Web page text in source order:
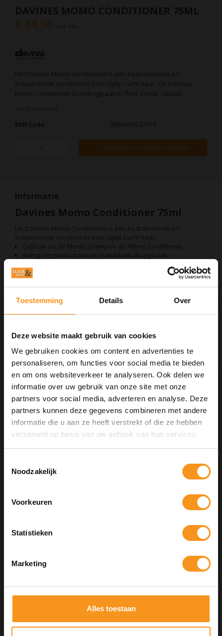
Toestemming Details Over
Deze website maakt gebruik van cookies
We gebruiken cookies om content en advertenties te
personaliseren, om functies voor social media te bieden
en om ons websiteverkeer te analyseren. Ook delen we
informatie over uw gebruik van onze site met onze
partners voor social media, adverteren en analyse. Deze
partners kunnen deze gegevens combineren met andere
informatie die u aan ze heeft verstrekt of die ze hebben
verzameld op basis van uw gebruik van hun services.
Noodzakelijk
Voorkeuren
Statistieken
Marketing
Alles toestaan
€ 14,50
TOEVOEGEN AAN WINKELWAGEN
Informatie
Davines Momo Conditioner 75ml
De Davines Momo Conditioner is een hydraterende en
ontwarrende conditioner voor zijde zacht haar.
Gebruik na de Momo Shampoo de Momo Conditioner.
Breng het product aan op handdoek droog haar.
uitspoelen.
Aan verlanglijst toevoegen
Toevoegen aan vergelijking
Afdrukken
GERELATEERDE PRODUCTEN
€28,10
10% Summer Time Korting
Geniet van de zomer met10% Summer TIme Kortingop
Kortingscode is geldig tot en met zondag 9 augustus 2026.
Kortingscode is niet te combineren met andere kortingscodes.